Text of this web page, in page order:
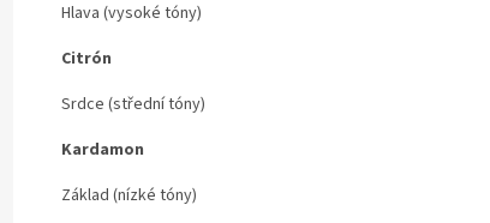
Hlava (vysoké tóny)
Citrón
Srdce (střední tóny)
Kardamon
Základ (nízké tóny)